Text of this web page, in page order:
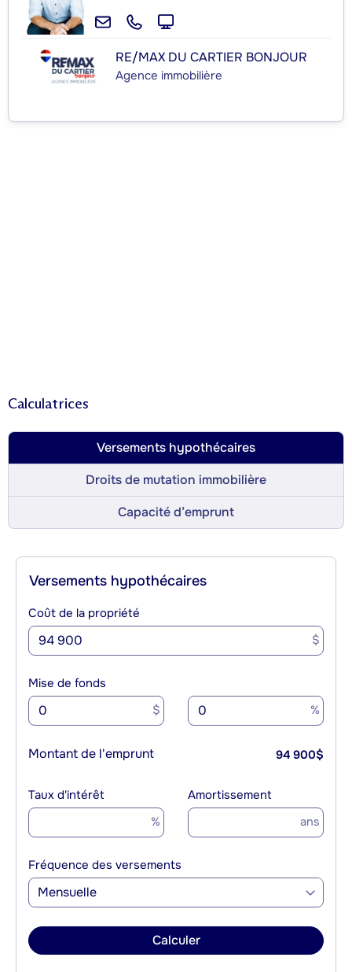
RE/MAX DU CARTIER BONJOUR
Agence immobilière
Calculatrices
Versements hypothécaires
Droits de mutation immobilière
Capacité d’emprunt
Versements hypothécaires
Coût de la propriété
$
Mise de fonds
$ %
Montant de l'emprunt 94 900$
Taux d'intérêt
%
Amortissement
ans
Fréquence des versements
Mensuelle
Calculer